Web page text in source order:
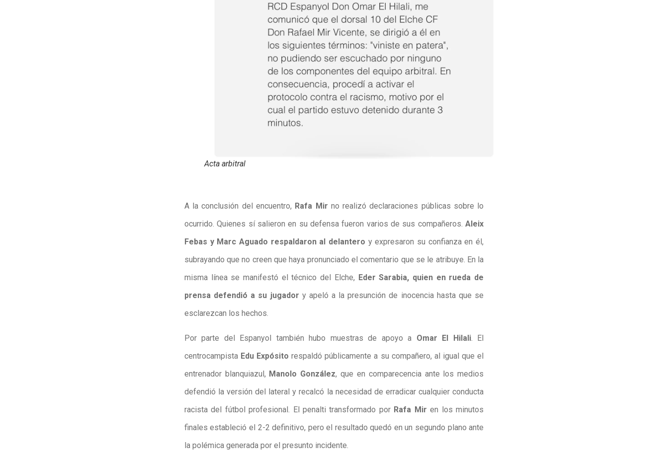
Acta arbitral
A la conclusión del encuentro, Rafa Mir no realizó declaraciones públicas sobre lo
ocurrido. Quienes sí salieron en su defensa fueron varios de sus compañeros.Aleix
Febas y Marc Aguado respaldaron al delantero y expresaron su confianza en él,
subrayando que no creen que haya pronunciado el comentario que se le atribuye. En la
misma línea se manifestó el técnico del Elche, Eder Sarabia, quien en rueda de
prensa defendió a su jugador y apeló a la presunción de inocencia hasta que se
esclarezcan los hechos.
Por parte del Espanyol también hubo muestras de apoyo a Omar El Hilali. El
centrocampista Edu Expósito respaldó públicamente a su compañero, al igual que el
entrenador blanquiazul, Manolo González, que en comparecencia ante los medios
defendió la versión del lateral y recalcó la necesidad de erradicar cualquier conducta
racista del fútbol profesional. El penalti transformado por Rafa Mir en los minutos
finales estableció el 2-2 definitivo, pero el resultado quedó en un segundo plano ante
la polémica generada por el presunto incidente.